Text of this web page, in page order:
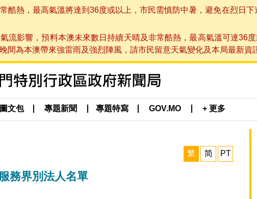
酷熱，最高氣溫將達到36度或以上，市民需慎防中暑，避免在烈日
流影響，預料本澳未來數日持續天晴及非常酷熱，最高氣溫可達36
間為本澳帶來強雷雨及強烈陣風，請市民留意天氣變化及本局最新
圖文包 專題新聞 專題特寫 GOV.MO + 更多
繁 简 PT
務界別法人名單